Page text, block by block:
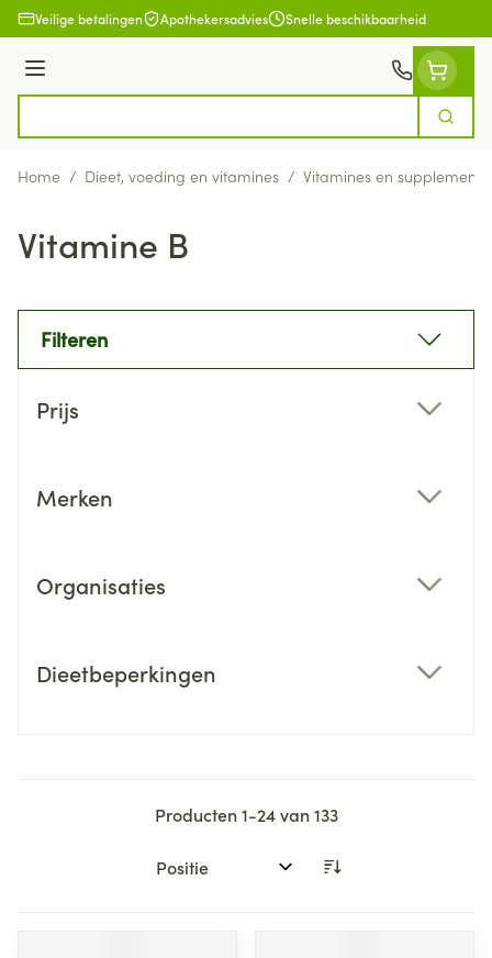
Ga naar de inhoud
Veilige betalingen Apothekersadvies Snelle beschikbaarheid
Menu
Zoek
Home / Dieet, voeding en vitamines / Vitamines en
Vitamine B
Filteren
Prijs
Merken
Organisaties
Dieetbeperkingen
Producten1-24van133
Sorteer op: